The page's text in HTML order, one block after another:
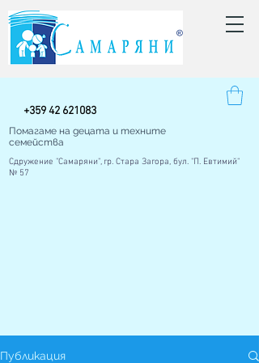
Помагаме на децата и техните
семейства
Сдружение "Самаряни", гр. Стара Загора, бул. "П. Евтимий"
№ 57
+359 42 621083
Публикация